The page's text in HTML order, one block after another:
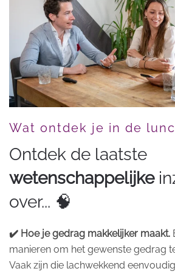
Wat ontdek je in de
Ontdek de laatste
wetenschappelijke
over... 🧠
✔️ Hoe je gedrag makkelijker maakt.
manieren om het gewenste gedrag
Vaak zijn die lachwekkend